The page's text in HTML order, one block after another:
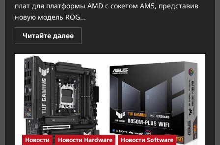
плат для платформы AMD с сокетом AM5, представив
новую модель ROG...
Читайте далееПрочитать
больше
ROG
Strix
X870E-
H:
ASUS
представляет
новую
материнскую
плату
для
процессоров
AMD
Новости Новости Hardware Новости Software